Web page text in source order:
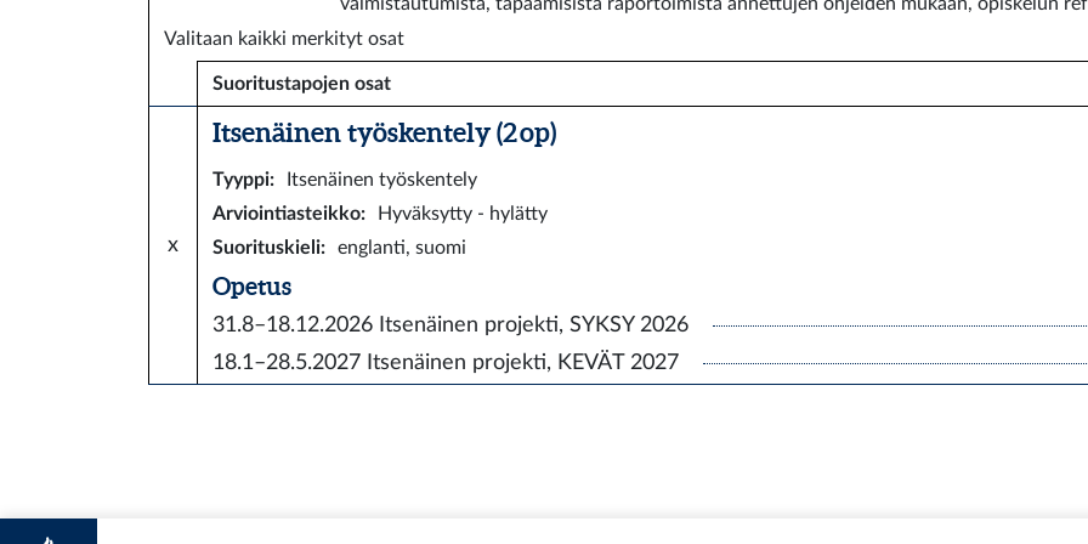
Valitaan kaikki merkityt osat
Suoritustapojen osat
x
Itsenäinen työskentely (2 op)
Tyyppi:
Itsenäinen työskentely
Arviointiasteikko:
Hyväksytty - hylätty
Suorituskieli: englanti, suomi
Opetus
31.8–18.12.2026 Itsenäinen projekti, SYKSY 2026
18.1–28.5.2027 Itsenäinen projekti, KEVÄT 2027